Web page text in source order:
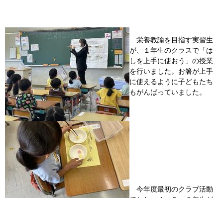
栄養教諭を目指す実習生
が、１年生のクラスで「は
しを上手に使おう」の授業
を行いました。お箸が上手
に使えるように子どもたち
もがんばっていました。
今年度最初のクラブ活動